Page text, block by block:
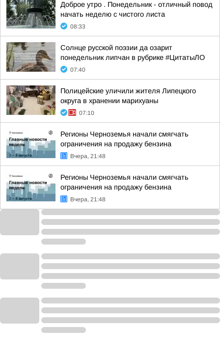
Доброе утро . Понедельник - отличный повод
начать неделю с чистого листа
08:33
Солнце русской поэзии да озарит
понедельник липчан в рубрике #ЦитатыЛО
07:40
Полицейские уличили жителя Липецкого
округа в хранении марихуаны
07:10
Регионы Черноземья начали смягчать
ограничения на продажу бензина
Вчера, 21:48
Регионы Черноземья начали смягчать
ограничения на продажу бензина
Вчера, 21:48